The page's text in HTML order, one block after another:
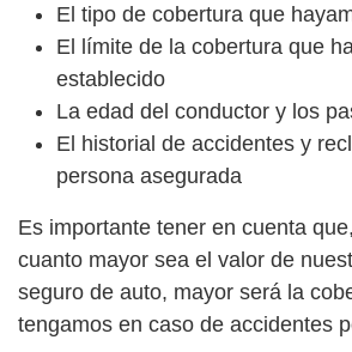
El tipo de cobertura que
El límite de la cobertura que
establecido
La edad del conductor y los
El historial de accidentes y
persona asegurada
Es importante tener en cuenta
cuanto mayor sea el valor de
seguro de auto, mayor será la
tengamos en caso de accidentes